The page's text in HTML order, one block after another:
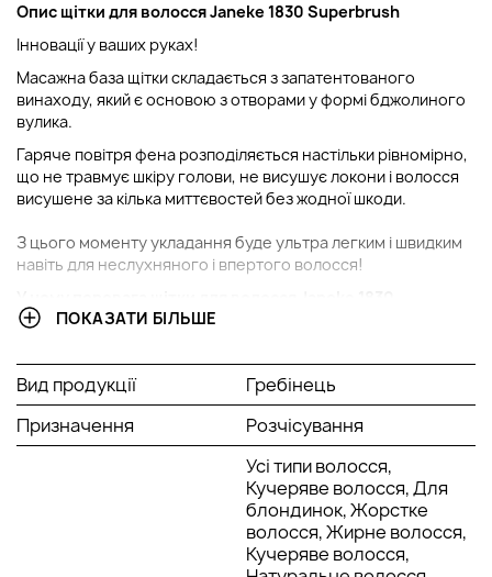
Опис щітки для волосся Janeke 1830 Superbrush
Інновації у ваших руках!
Масажна база щітки складається з запатентованого
винаходу, який є основою з отворами у формі бджолиного
вулика.
Гаряче повітря фена розподіляється настільки рівномірно,
що не травмує шкіру голови, не висушує локони і волосся
висушене за кілька миттєвостей без жодної шкоди.
З цього моменту укладання буде ультра легким і швидким
навіть для неслухняного і впертого волосся!
Superbrush
спеціальна структура розподілу теплого повітря;
Нейтралізує ефект плойки на довге волосся;
Волосся висушене за кілька миттєвостей;
Запатентовані спеціальні отвори у формі вулика.
За 180 років існування компанія Janeke стала лідером у
галузі виробництва аксесуарів з великим спектром дії
Щоб відповідати запитам ринку, використовуються як
ПОКАЗАТИ БІЛЬШЕ
Вид продукції
Гребінець
Призначення
Розчісування
Усі типи волосся,
Кучеряве волосся, Для
блондинок, Жорстке
волосся, Жирне волосся,
Кучеряве волосся,